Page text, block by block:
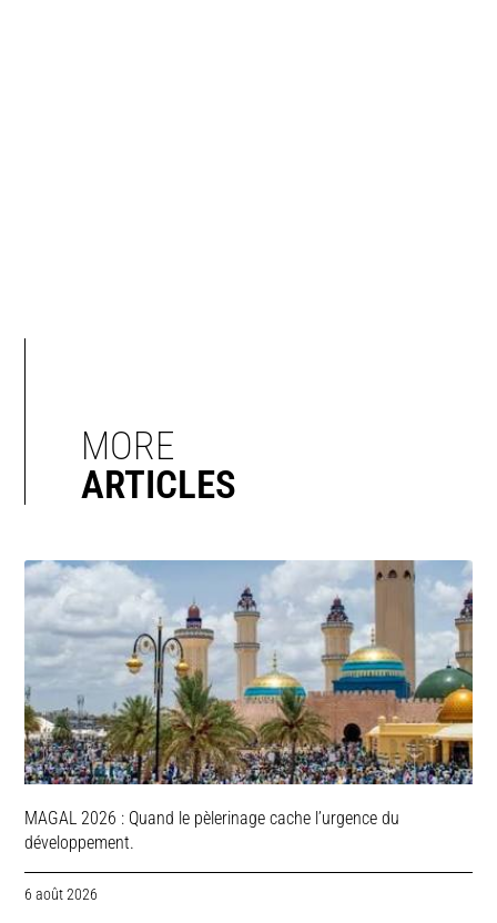
MORE
ARTICLES
MAGAL 2026 : Quand le pèlerinage cache l’urgence du
développement.
6 août 2026